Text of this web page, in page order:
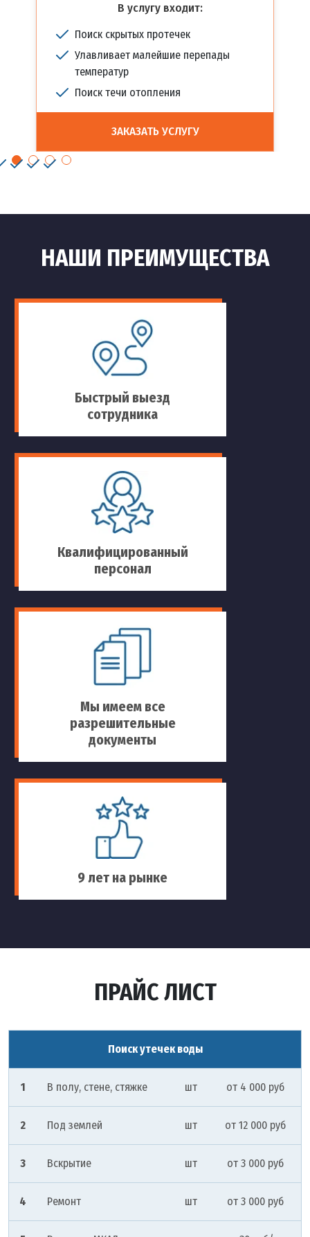
В услугу входит:
Поиск скрытых протечек
Улавливает малейшие перепады
температур
Поиск течи отопления
ЗАКАЗАТЬ УСЛУГУ
НАШИ ПРЕИМУЩЕСТВА
Быстрый выезд
сотрудника
Квалифицированный
персонал
Мы имеем все
разрешительные
документы
9 лет на рынке
ПРАЙС ЛИСТ
Поиск утечек воды
1 В полу, стене, стяжке шт от 4 000 руб
2 Под землей шт от 12 000 руб
3 Вскрытие шт от 3 000 руб
4 Ремонт шт от 3 000 руб